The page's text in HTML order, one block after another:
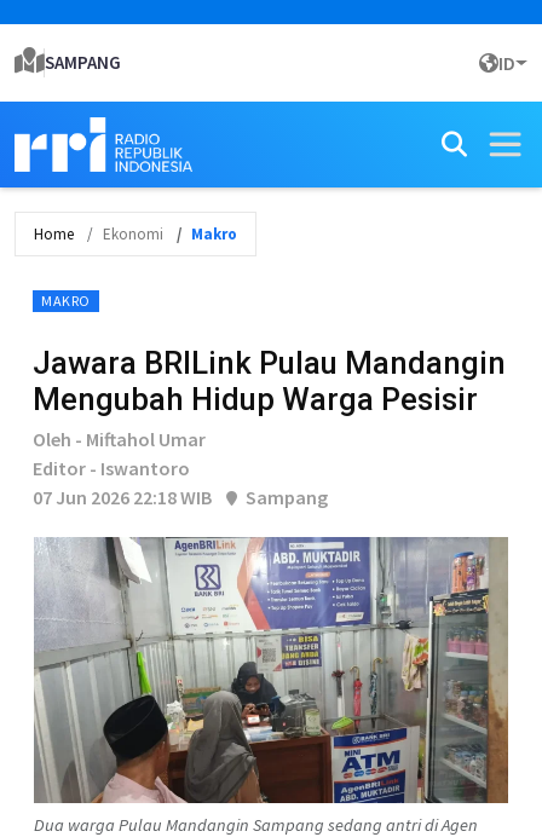
SAMPANG ID
Home Ekonomi Makro
MAKRO
Jawara BRILink Pulau Mandangin
Mengubah Hidup Warga Pesisir
Oleh - Miftahol Umar
Editor - Iswantoro
07 Jun 2026 22:18 WIB
Sampang
Dua warga Pulau Mandangin Sampang sedang antri di Agen